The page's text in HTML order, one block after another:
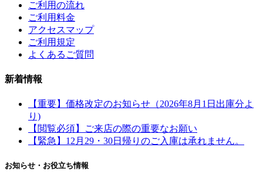
ご利用の流れ
ご利用料金
アクセスマップ
ご利用規定
よくあるご質問
新着情報
【重要】価格改定のお知らせ（2026年8月1日出庫分よ
り)
【閲覧必須】ご来店の際の重要なお願い
【緊急】12月29・30日帰りのご入庫は承れません。
お知らせ・お役立ち情報